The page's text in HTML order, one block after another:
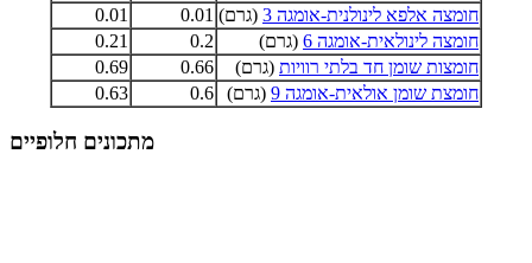
חומצה אלפא לינולנית-אומגה 3
(גרם) 0.01
0.01
חומצה לינולאית-אומגה 6
(גרם) 0.2
0.21
חומצות שומן חד בלתי רוויות (גרם) 0.66
0.69
חומצת שומן אולאית-אומגה 9
(גרם) 0.6
0.63
מתכונים חלופיים